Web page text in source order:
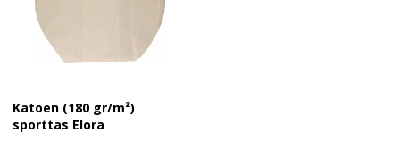
Katoen (180 gr/m²)
sporttas Elora